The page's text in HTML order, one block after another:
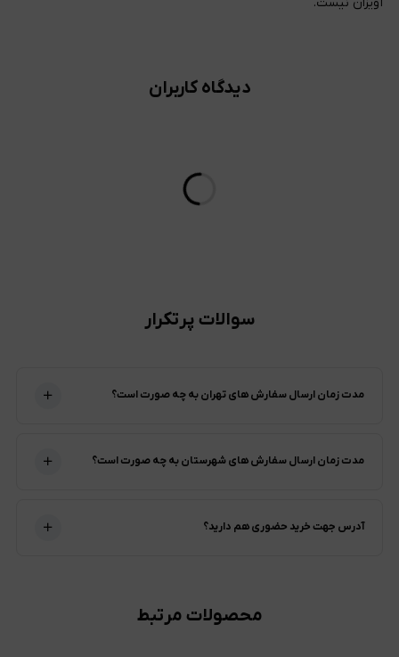
دیدگاه کاربران
سوالات پرتکرار
مدت زمان ارسال سفارش های تهران به چه صورت است؟
مدت زمان ارسال سفارش های شهرستان به چه صورت است؟
آدرس جهت خرید حضوری هم دارید؟
محصولات مرتبط